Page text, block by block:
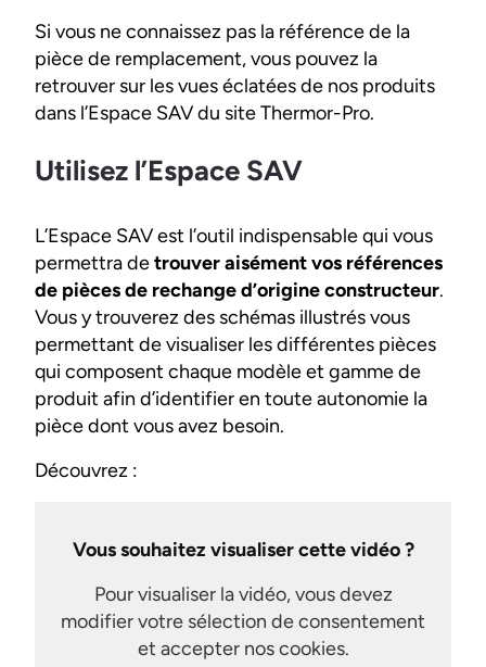
Si vous ne connaissez pas la référence de la
pièce de remplacement, vous pouvez la
retrouver sur les vues éclatées de nos produits
dans l’Espace SAV du site Thermor-Pro.
Utilisez l’Espace SAV
L’Espace SAV est l’outil indispensable qui vous
permettra detrouver aisément vos références
de pièces de rechange d’origine constructeur.
Vous y trouverez des schémas illustrés vous
permettant de visualiser les différentes pièces
qui composent chaque modèle et gamme de
produit afin d’identifier en toute autonomie la
pièce dont vous avez besoin.
Découvrez :
Vous souhaitez visualiser cette vidéo ?
Pour visualiser la vidéo, vous devez
modifier votre sélection de consentement
et accepter nos cookies.